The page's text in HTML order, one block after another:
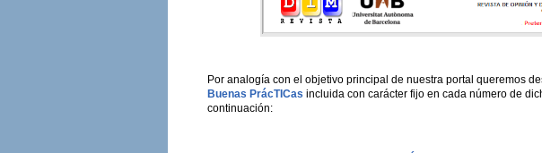
Por analogía con el objetivo principal de nuestra portal queremos
Buenas PrácTICas incluida con carácter fijo en cada número de
continuación: